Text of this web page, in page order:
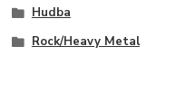
Hudba
Rock/Heavy Metal